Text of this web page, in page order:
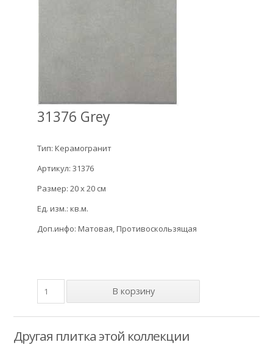
31376 Grey
Тип: Керамогранит
Артикул: 31376
Размер: 20 x 20 см
Ед. изм.: кв.м.
Доп.инфо: Матовая, Противоскользящая
Другая плитка этой коллекции